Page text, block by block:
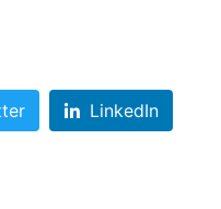
LinkedIn